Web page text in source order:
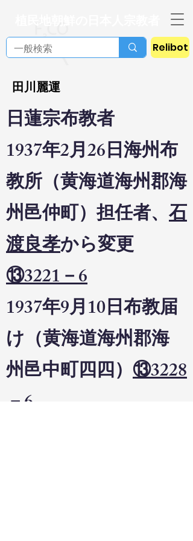
Relibot
田川麗運
日蓮宗布教者
1937年2月26日海州布
教所（黄海道海州郡海
州邑仲町）担任者、 石
渡良孝から変更
⑬3221－6
1937年9月10日布教届
け（黄海道海州郡海
州邑中町四四） ⑬3228
－6